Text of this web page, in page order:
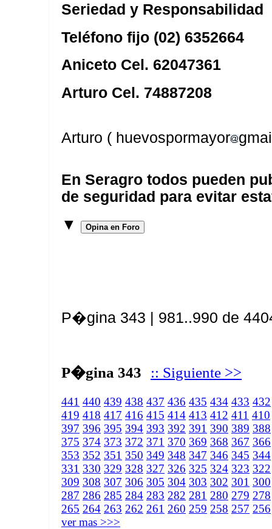
Seriedad y Responsabilidad
Teléfono fijo (02) 6352664
Aniceto Cel. 62047361
Arturo Cel. 74887208
Arturo ( huevospormayor
En Seragro todos pueden
de seguridad para evitar
▼
Opina en Foro
P�gina 343 | 981..990 de
P�gina 343 :: Siguiente >>
441 440 439 438 437 436 435 434 433 432
419 418 417 416 415 414 413 412 411 410
397 396 395 394 393 392 391 390 389 388
375 374 373 372 371 370 369 368 367 366
353 352 351 350 349 348 347 346 345 344
331 330 329 328 327 326 325 324 323 322
309 308 307 306 305 304 303 302 301 300
287 286 285 284 283 282 281 280 279 278
265 264 263 262 261 260 259 258 257 256
ver mas >>>